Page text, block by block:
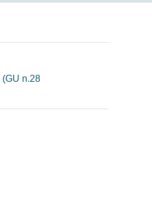
(GU n.28